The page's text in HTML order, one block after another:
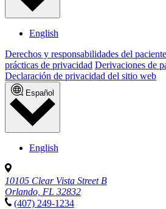
English
Derechos y responsabilidades del
prácticas de privacidad Derivaciones de
Declaración de privacidad del sitio web
Español
English
10105 Clear Vista Street B
Orlando, FL 32832
(407) 249-1234